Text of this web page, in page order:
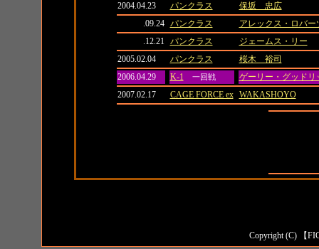
2004.04.23
パンクラス
保坂 忠広
.09.24
パンクラス
アレックス・ロバー
.12.21
パンクラス
ジェームス・リー
2005.02.04
パンクラス
桜木 裕司
2006.04.29
K-1 一回戦
ゲーリー・グッドリ
2007.02.17
CAGE FORCE ex WAKASHOYO
Copyright (C) 【